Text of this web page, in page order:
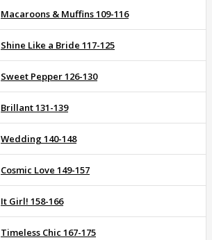
Macaroons & Muffins 109-116
Shine Like a Bride 117-125
Sweet Pepper 126-130
Brillant 131-139
Wedding 140-148
Cosmic Love 149-157
It Girl! 158-166
Timeless Chic 167-175